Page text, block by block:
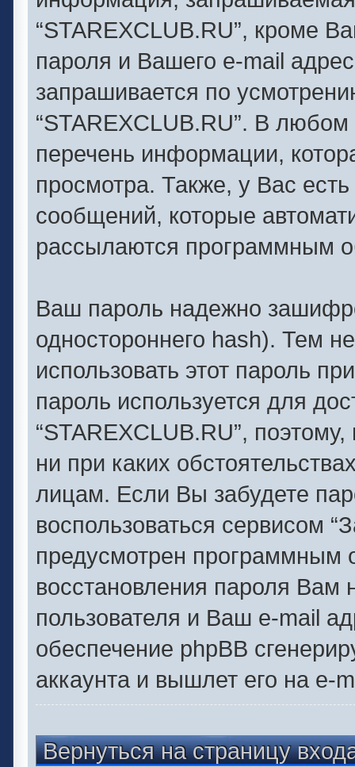
“STAREXCLUB.RU”, кроме
пароля и Вашего e-mail
запрашивается по
“STAREXCLUB.RU”. В
перечень информации,
просмотра. Также, у Вас
сообщений, которые
рассылаются программным
Ваш пароль надежно
одностороннего hash). Тем
использовать этот пароль
пароль используется для
“STAREXCLUB.RU”,
ни при каких
лицам. Если Вы забудете
воспользоваться сервисом
предусмотрен программным
восстановления пароля Вам
пользователя и Ваш e-mail
обеспечение phpBB
аккаунта и вышлет его на e-
Вернуться на страницу